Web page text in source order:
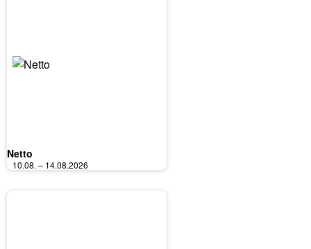
Netto
10.08. – 14.08.2026